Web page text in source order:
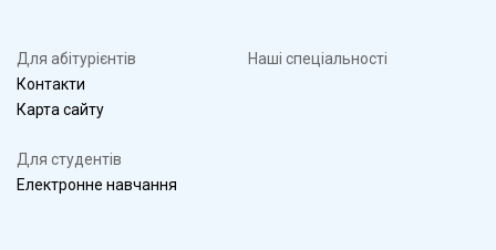
Для абітурієнтів
Контакти
Карта сайту
Наші спеціальності
Для студентів
Електронне навчання